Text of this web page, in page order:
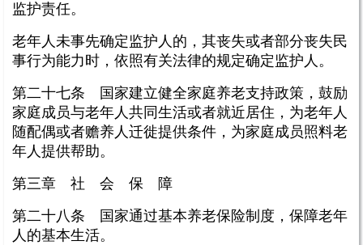
监护责任。
老年人未事先确定监护人的，其丧失或者部分丧失民
事行为能力时，依照有关法律的规定确定监护人。
第二十七条 国家建立健全家庭养老支持政策，鼓励
家庭成员与老年人共同生活或者就近居住，为老年人
随配偶或者赡养人迁徙提供条件，为家庭成员照料老
年人提供帮助。
第三章 社 会 保 障
第二十八条 国家通过基本养老保险制度，保障老年
人的基本生活。